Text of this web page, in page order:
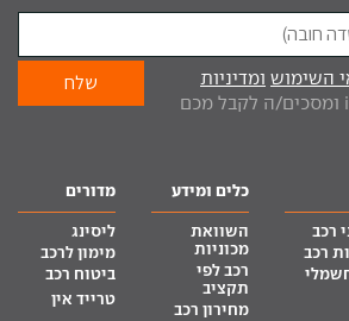
השימוש ומדיניות
של iCar ומסכים/ה לקבל מכם
רכב
רכב
כלים ומידע
השוואת
מכוניות
רכב לפי
תקציב
מחירון רכב
מדורים
ליסינג
מימון לרכב
ביטוח רכב
טרייד אין